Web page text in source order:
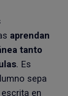
aprendan
tanto
. Es
sepa
escrita en